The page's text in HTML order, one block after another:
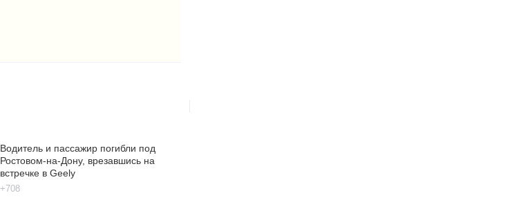
Водитель и пассажир погибли под
Ростовом-на-Дону, врезавшись на
встречке в Geely
+708